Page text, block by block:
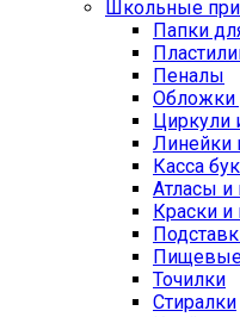
Школьные
Папки
Пеналы
Обложки
Циркули
Линейки
Касса
Атласы и
Краски и
Точилки
Стиралки